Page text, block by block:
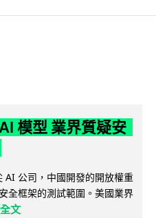
模型 業界質疑安
AI 公司，中國開發的開放權重
全框架的測試範圍。美國業界
文